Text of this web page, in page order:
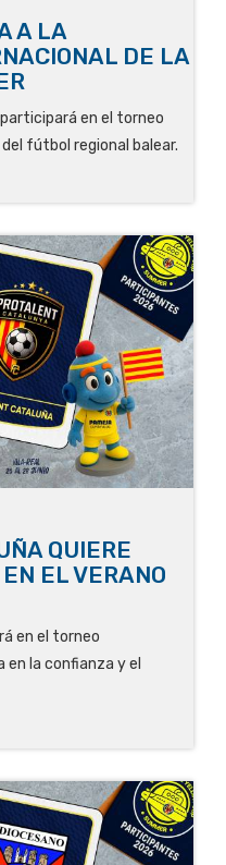
A LA
DE LA
en el torneo
fútbol regional balear.
QUIERE
EL VERANO
en el torneo
la confianza y el